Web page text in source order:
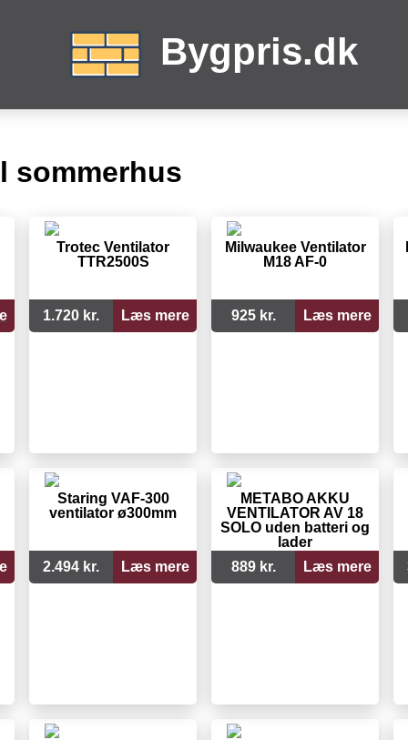
Bygpris.dk
sommerhus
Trotec Ventilator
TTR2500S
1.720 kr. Læs mere
Milwaukee Ventilator
M18 AF-0
925 kr. Læs mere
Staring VAF-300
ventilator ø300mm
2.494 kr. Læs mere
METABO AKKU
VENTILATOR AV 18
SOLO uden batteri og
lader
889 kr.
Læs mere